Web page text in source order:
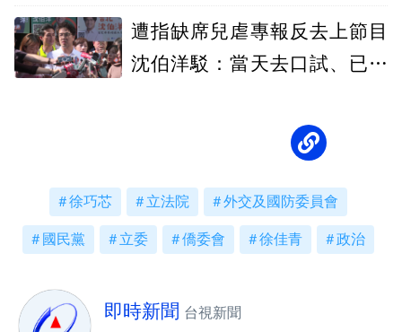
遭指缺席兒虐專報反去上節目
沈伯洋駁：當天去口試、已改
徐巧芯 立法院 外交及國防委員會
國民黨 立委 僑委會 徐佳青 政治
即時新聞 台視新聞